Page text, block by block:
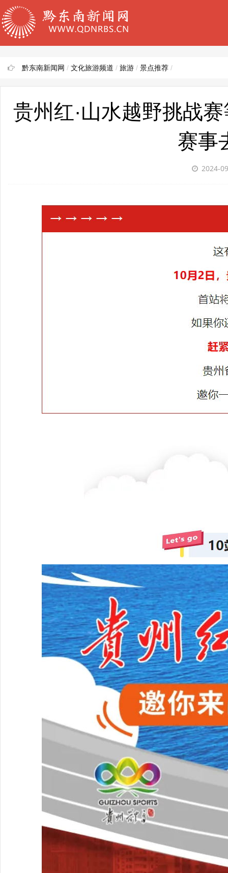
黔东南新闻网 / 文化旅游频道 / 旅游 / 景点推荐 /
贵州红·山水越野挑战
赛事
2024-